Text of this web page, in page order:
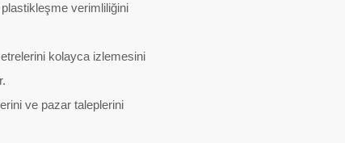
verimliliğini
kolayca izlemesini
ve pazar taleplerini